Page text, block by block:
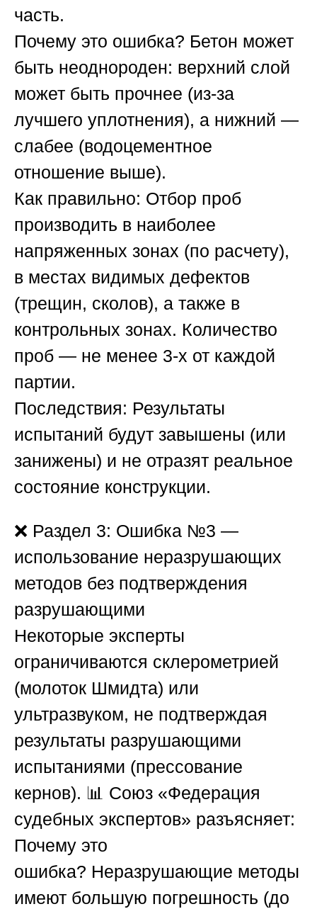
часть.
Почему это ошибка? Бетон может
быть неоднороден: верхний слой
может быть прочнее (из-за
лучшего уплотнения), а нижний —
слабее (водоцементное
отношение выше).
Как правильно: Отбор проб
производить в наиболее
напряженных зонах (по расчету),
в местах видимых дефектов
(трещин, сколов), а также в
контрольных зонах. Количество
проб — не менее 3-х от каждой
партии.
Последствия: Результаты
испытаний будут завышены (или
занижены) и не отразят реальное
состояние конструкции.
❌ Раздел 3: Ошибка №3 —
использование неразрушающих
методов без подтверждения
разрушающими
Некоторые эксперты
ограничиваются склерометрией
(молоток Шмидта) или
ультразвуком, не подтверждая
результаты разрушающими
испытаниями (прессование
кернов). 📊 Союз «Федерация
судебных экспертов» разъясняет:
Почему это
ошибка? Неразрушающие методы
имеют большую погрешность (до